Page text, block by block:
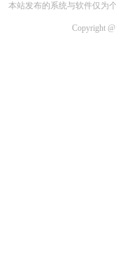
本站发布的系统与软件仅为
Copyright